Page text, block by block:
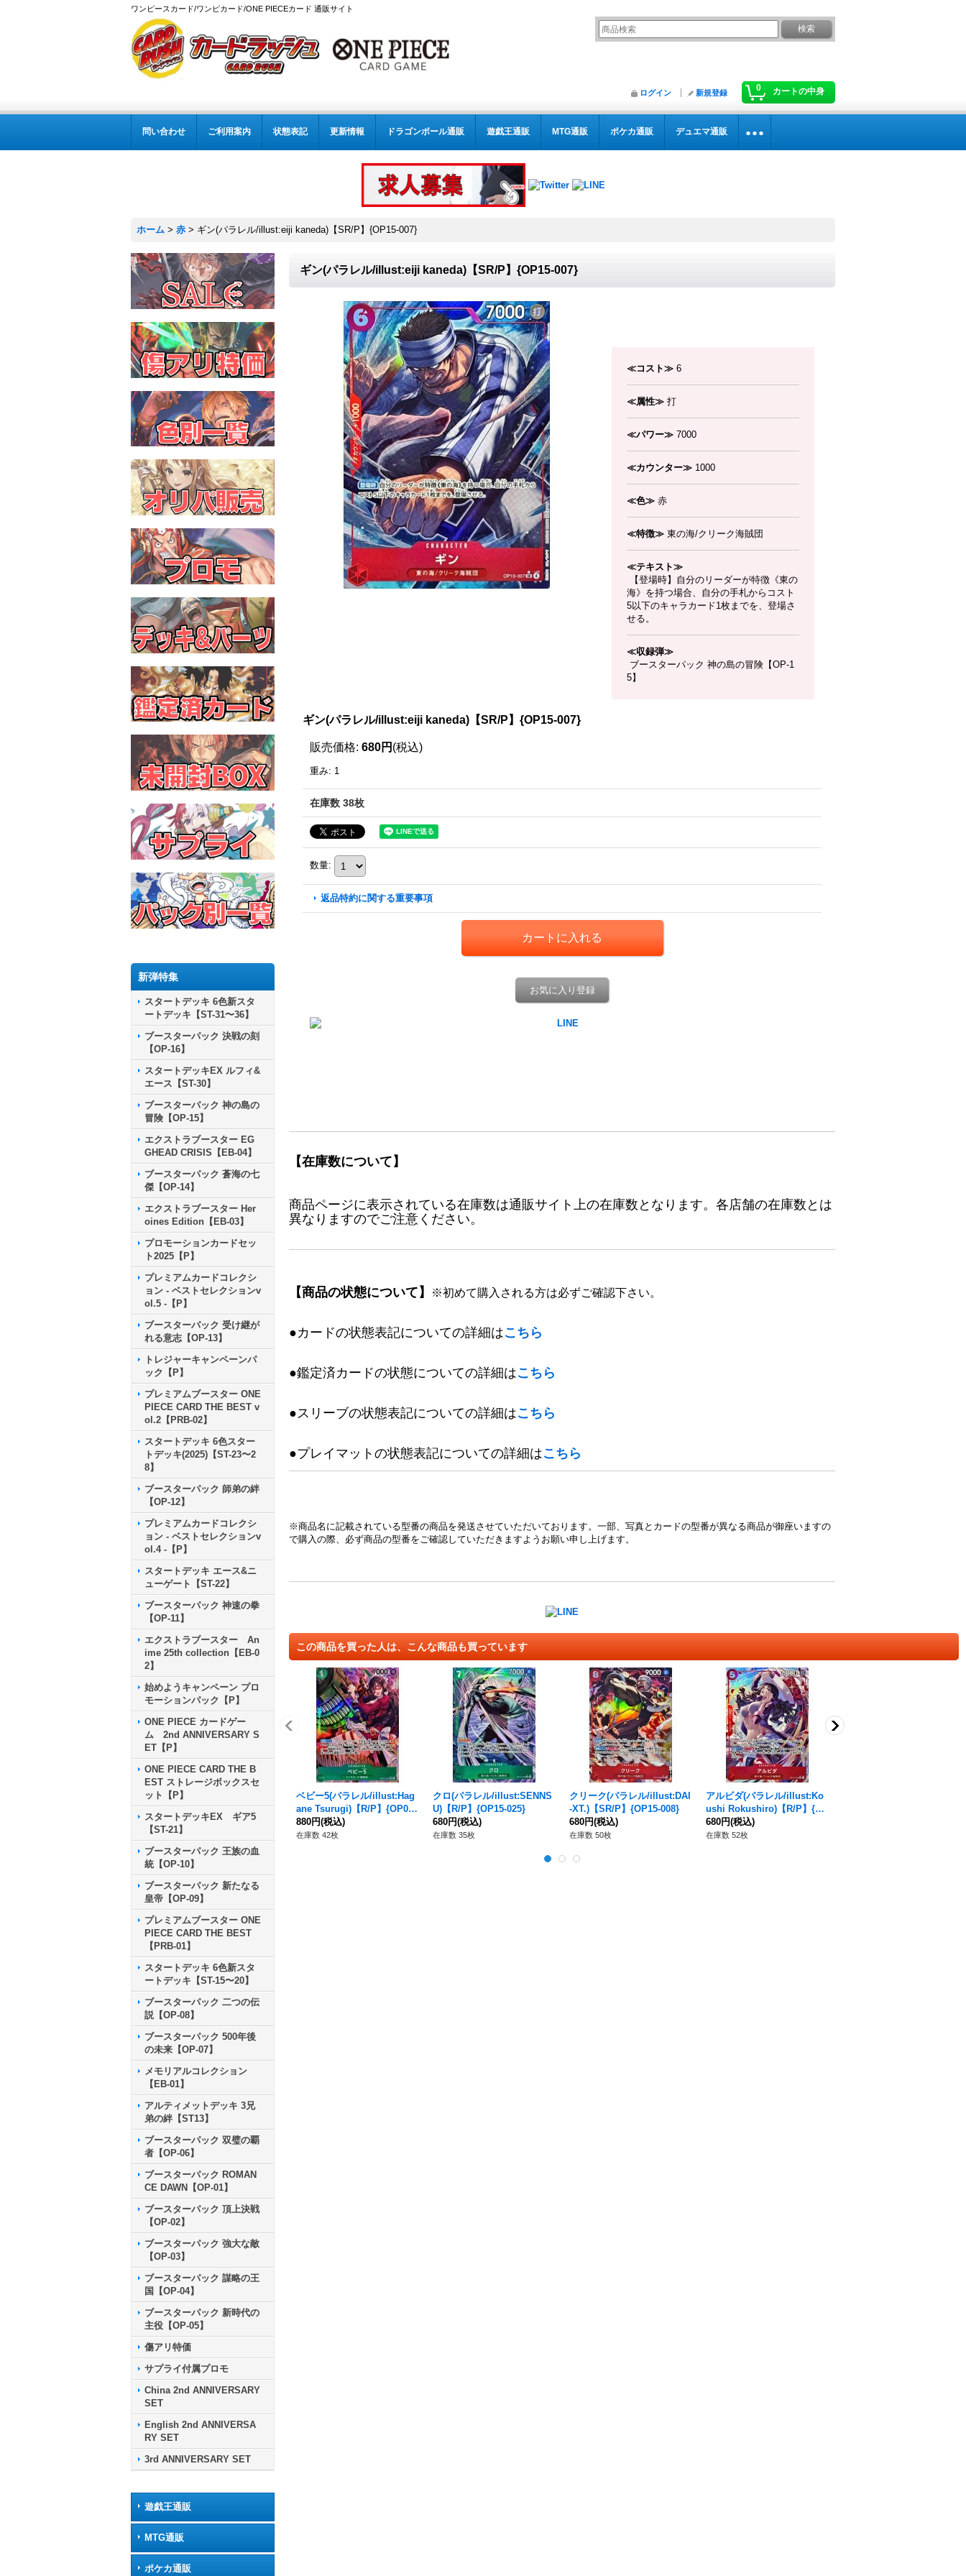
ワンピースカード/ワンピカード/ONE PIECEカード 通販サイト
0 カートの中身
ログイン 新規登録
問い合わせ ご利用案内 状態表記 更新情報 ドラゴンボール通販 遊戯王通販 MTG通販 ポケカ通販 デュエマ通販
ホーム > 赤 > ギン(パラレル/illust:eiji kaneda)【SR/P】{OP15-007}
新弾特集
スタートデッキ 6色新スタ
ートデッキ【ST-31〜36】
ブースターパック 決戦の刻
【OP-16】
スタートデッキEX ルフィ&
エース【ST-30】
ブースターパック 神の島の
冒険【OP-15】
エクストラブースター EG
GHEAD CRISIS【EB-04】
ブースターパック 蒼海の七
傑【OP-14】
エクストラブースター Her
oines Edition【EB-03】
プロモーションカードセッ
ト2025【P】
プレミアムカードコレクシ
ョン - ベストセレクションv
ol.5 -【P】
ブースターパック 受け継が
れる意志【OP-13】
トレジャーキャンペーンパ
ック【P】
プレミアムブースター ONE
PIECE CARD THE BEST v
ol.2【PRB-02】
スタートデッキ 6色スター
トデッキ(2025)【ST-23〜2
8】
ブースターパック 師弟の絆
【OP-12】
プレミアムカードコレクシ
ョン - ベストセレクションv
ol.4 -【P】
スタートデッキ エース&ニ
ューゲート【ST-22】
ブースターパック 神速の拳
【OP-11】
エクストラブースター An
ime 25th collection【EB-0
2】
始めようキャンペーン プロ
モーションパック【P】
ONE PIECE カードゲー
ム 2nd ANNIVERSARY S
ET【P】
ONE PIECE CARD THE B
EST ストレージボックスセ
ット【P】
スタートデッキEX ギア5
【ST-21】
ブースターパック 王族の血
統【OP-10】
ブースターパック 新たなる
皇帝【OP-09】
プレミアムブースター ONE
PIECE CARD THE BEST
【PRB-01】
スタートデッキ 6色新スタ
ートデッキ【ST-15〜20】
ブースターパック 二つの伝
説【OP-08】
ブースターパック 500年後
の未来【OP-07】
メモリアルコレクション
【EB-01】
アルティメットデッキ 3兄
弟の絆【ST13】
ブースターパック 双璧の覇
者【OP-06】
ブースターパック ROMAN
CE DAWN【OP-01】
ブースターパック 頂上決戦
【OP-02】
ブースターパック 強大な敵
【OP-03】
ブースターパック 謀略の王
国【OP-04】
ブースターパック 新時代の
主役【OP-05】
傷アリ特価
サプライ付属プロモ
China 2nd ANNIVERSARY
SET
English 2nd ANNIVERSA
RY SET
3rd ANNIVERSARY SET
遊戯王通販
MTG通販
ポケカ通販
ギン(パラレル/illust:eiji kaneda)【SR/P】{OP15-007}
≪コスト≫ 6
≪属性≫ 打
≪パワー≫ 7000
≪カウンター≫ 1000
≪色≫ 赤
≪特徴≫ 東の海/クリーク海賊団
≪テキスト≫
【登場時】自分のリーダーが特徴《東の
海》を持つ場合、自分の手札からコスト
5以下のキャラカード1枚までを、登場さ
せる。
≪収録弾≫
ブースターパック 神の島の冒険【OP-1
5】
ギン(パラレル/illust:eiji kaneda)【SR/P】{OP15-007}
販売価格: 680円 (税込)
重み: 1
在庫数 38枚
数量:
返品特約に関する重要事項
お気に入り登録
【在庫数について】
商品ページに表示されている在庫数は通販サイト上の在庫数となります。各店舗の在庫数とは
異なりますのでご注意ください。
【商品の状態について】 ※初めて購入される方は必ずご確認下さい。
●カードの状態表記についての詳細はこちら
●鑑定済カードの状態についての詳細はこちら
●スリーブの状態表記についての詳細はこちら
●プレイマットの状態表記についての詳細はこちら
※商品名に記載されている型番の商品を発送させていただいております。一部、写真とカードの型番が異なる商品が御座いますの
で購入の際、必ず商品の型番をご確認していただきますようお願い申し上げます。
この商品を買った人は、こんな商品も買っています
ベビー5(パラレル/illust:Hag
ane Tsurugi)【R/P】{OP05-
034}
880円(税込)
在庫数 42枚
クロ(パラレル/illust:SENNS
U)【R/P】{OP15-025}
680円(税込)
在庫数 35枚
クリーク(パラレル/illust:DAI
-XT.)【SR/P】{OP15-008}
680円(税込)
在庫数 50枚
アルビダ(パラレル/illust:Ko
ushi Rokushiro)【R/P】{O
P15-003}
680円(税込)
在庫数 52枚